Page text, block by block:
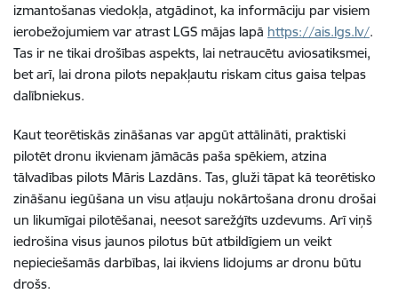
izmantošanas viedokļa, atgādinot, ka informāciju par visiem
ierobežojumiem var atrast LGS mājas lapā https://ais.lgs.lv/.
Tas ir ne tikai drošības aspekts, lai netraucētu aviosatiksmei,
bet arī, lai drona pilots nepakļautu riskam citus gaisa telpas
dalībniekus.
Kaut teorētiskās zināšanas var apgūt attālināti, praktiski
pilotēt dronu ikvienam jāmācās paša spēkiem, atzina
tālvadības pilots Māris Lazdāns. Tas, gluži tāpat kā teorētisko
zināšanu iegūšana un visu atļauju nokārtošana dronu drošai
un likumīgai pilotēšanai, neesot sarežģīts uzdevums. Arī viņš
iedrošina visus jaunos pilotus būt atbildīgiem un veikt
nepieciešamās darbības, lai ikviens lidojums ar dronu būtu
drošs.